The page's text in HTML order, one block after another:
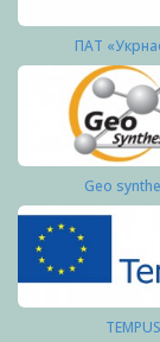
ПАТ
Geo
TEMPUS